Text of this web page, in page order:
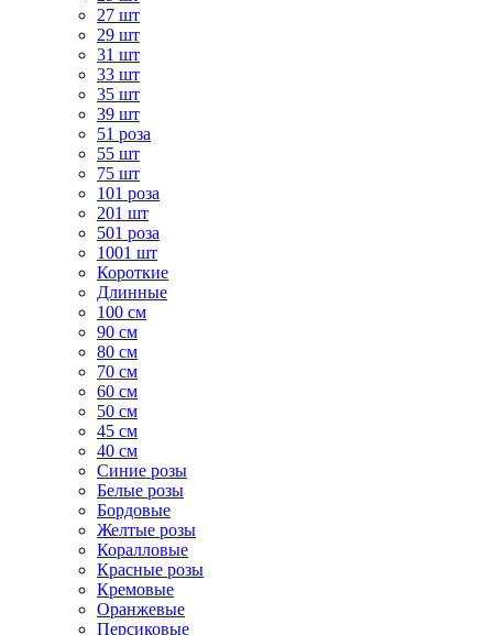
27 шт
29 шт
31 шт
33 шт
35 шт
39 шт
51 роза
55 шт
75 шт
101 роза
201 шт
501 роза
1001 шт
Короткие
Длинные
100 см
90 см
80 см
70 см
60 см
50 см
45 см
40 см
Cиние розы
Белые розы
Бордовые
Желтые розы
Коралловые
Красные розы
Кремовые
Оранжевые
Персиковые